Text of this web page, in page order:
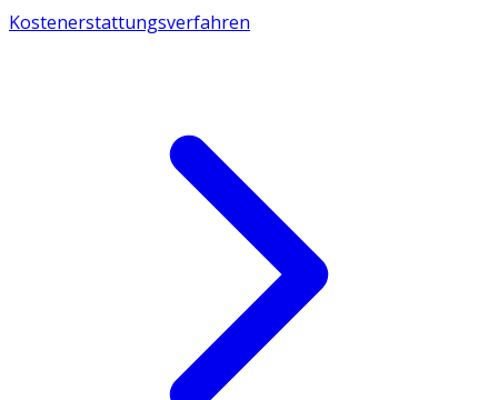
Kostenerstattungsverfahren